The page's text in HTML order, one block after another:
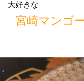
大好きな
宮崎マンゴ